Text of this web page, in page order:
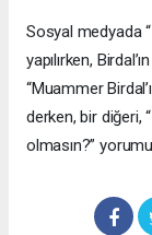
Sosyal medyada
yapılırken,
“Muammer
derken, bir diğeri,
olmasın?”